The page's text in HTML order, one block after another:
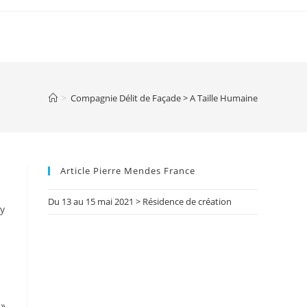
> Compagnie Délit de Façade > A Taille Humaine
Article Pierre Mendes France
Du 13 au 15 mai 2021 > Résidence de création